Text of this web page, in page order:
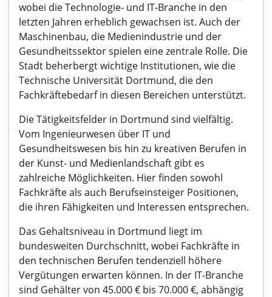
wobei die Technologie- und IT-Branche in den
letzten Jahren erheblich gewachsen ist. Auch der
Maschinenbau, die Medienindustrie und der
Gesundheitssektor spielen eine zentrale Rolle. Die
Stadt beherbergt wichtige Institutionen, wie die
Technische Universität Dortmund, die den
Fachkräftebedarf in diesen Bereichen unterstützt.
Die Tätigkeitsfelder in Dortmund sind vielfältig.
Vom Ingenieurwesen über IT und
Gesundheitswesen bis hin zu kreativen Berufen in
der Kunst- und Medienlandschaft gibt es
zahlreiche Möglichkeiten. Hier finden sowohl
Fachkräfte als auch Berufseinsteiger Positionen,
die ihren Fähigkeiten und Interessen entsprechen.
Das Gehaltsniveau in Dortmund liegt im
bundesweiten Durchschnitt, wobei Fachkräfte in
den technischen Berufen tendenziell höhere
Vergütungen erwarten können. In der IT-Branche
sind Gehälter von 45.000 € bis 70.000 €, abhängig